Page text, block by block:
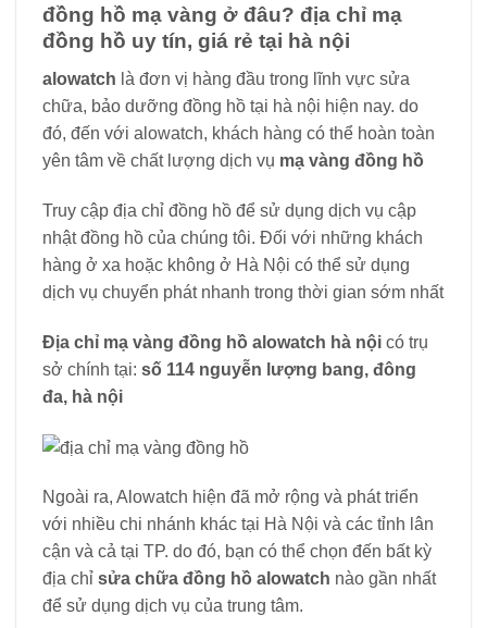
đồng hồ mạ vàng ở đâu? địa chỉ mạ
đồng hồ uy tín, giá rẻ tại hà nội
alowatch là đơn vị hàng đầu trong lĩnh vực sửa
chữa, bảo dưỡng đồng hồ tại hà nội hiện nay. do
đó, đến với alowatch, khách hàng có thể hoàn toàn
yên tâm về chất lượng dịch vụ mạ vàng đồng hồ
Truy cập địa chỉ đồng hồ để sử dụng dịch vụ cập
nhật đồng hồ của chúng tôi. Đối với những khách
hàng ở xa hoặc không ở Hà Nội có thể sử dụng
dịch vụ chuyển phát nhanh trong thời gian sớm nhất
Địa chỉ mạ vàng đồng hồ alowatch hà nội có trụ
sở chính tại: số 114 nguyễn lượng bang, đông
đa, hà nội
Ngoài ra, Alowatch hiện đã mở rộng và phát triển
với nhiều chi nhánh khác tại Hà Nội và các tỉnh lân
cận và cả tại TP. do đó, bạn có thể chọn đến bất kỳ
địa chỉ sửa chữa đồng hồ alowatch nào gần nhất
để sử dụng dịch vụ của trung tâm.